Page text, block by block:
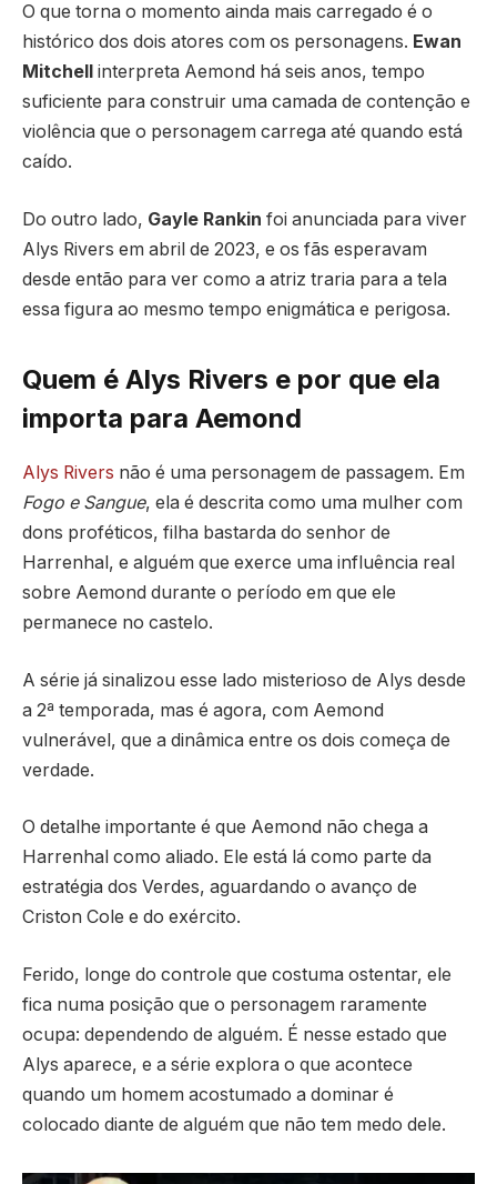
O que torna o momento ainda mais carregado é o
histórico dos dois atores com os personagens. Ewan
Mitchell
interpreta Aemond há seis anos, tempo
suficiente para construir uma camada de contenção e
violência que o personagem carrega até quando está
caído.
Do outro lado, Gayle Rankin foi anunciada para viver
Alys Rivers em abril de 2023, e os fãs esperavam
desde então para ver como a atriz traria para a tela
essa figura ao mesmo tempo enigmática e perigosa.
Quem é Alys Rivers e por que ela
importa para Aemond
Alys Rivers não é uma personagem de passagem. Em
Fogo e Sangue, ela é descrita como uma mulher com
dons proféticos, filha bastarda do senhor de
Harrenhal, e alguém que exerce uma influência real
sobre Aemond durante o período em que ele
permanece no castelo.
A série já sinalizou esse lado misterioso de Alys desde
a 2ª temporada, mas é agora, com Aemond
vulnerável, que a dinâmica entre os dois começa de
verdade.
O detalhe importante é que Aemond não chega a
Harrenhal como aliado. Ele está lá como parte da
estratégia dos Verdes, aguardando o avanço de
Criston Cole e do exército.
Ferido, longe do controle que costuma ostentar, ele
fica numa posição que o personagem raramente
ocupa: dependendo de alguém. É nesse estado que
Alys aparece, e a série explora o que acontece
quando um homem acostumado a dominar é
colocado diante de alguém que não tem medo dele.